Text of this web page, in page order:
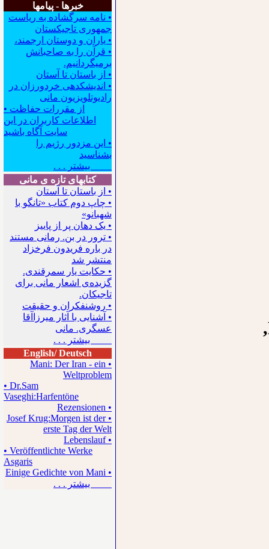
خبرها - پیامها
• نامه سرگشاده به ریاست
جمهوری تاجیکستان
• یاران و دوستان ارجمند،
• قرآن را به صاحبانش
برمیگردانیم.
• از باستان تا آستان
• اندیشکده‍ی خردورزان در
رادیوتلویزیون مانی
• از مقررات حفاظت
اطلاعات کاربران در این
سایت آگاه باشید
• این مزدور رژیم را
بشناسید
بیشتر . . .
کتابهای تازه ی مانی
• از باستان تا آستان
• چاپ دوم کتاب «تانگو با
شهبانو»
• یک دهان پر از پاییز
• ترور در بن. رمانی مستند
در باره فریدون فرخزاد
منتشر شد
• حکایت یار سمرقندی.
گزیده‌ی اشعار مانی برای
تاجیکان.
• روشنفکران و حقیقت
• آشنایی با آثار میرزاآقا
عسگری. مانی
بیشتر . . .
English/ Deutsch
• Mani: Der Iran - ein
Weltproblem
• Dr.Sam
Vaseghi:Harfentöne
• Rezensionen
• Josef Krug:Morgen ist der
erste Tag der Welt
• Lebenslauf
• Veröffentlichte Werke
Asgaris
• Einige Gedichte von Mani
بیشتر . . .